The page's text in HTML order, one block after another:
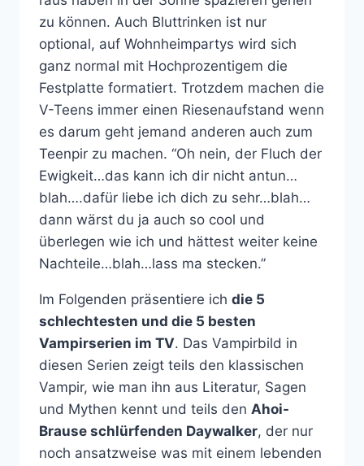
zu können. Auch Bluttrinken ist nur
optional, auf Wohnheimpartys wird sich
ganz normal mit Hochprozentigem die
Festplatte formatiert. Trotzdem machen die
V-Teens immer einen Riesenaufstand wenn
es darum geht jemand anderen auch zum
Teenpir zu machen. “Oh nein, der Fluch der
Ewigkeit…das kann ich dir nicht antun…
blah….dafür liebe ich dich zu sehr…blah…
dann wärst du ja auch so cool und
überlegen wie ich und hättest weiter keine
Nachteile…blah…lass ma stecken.”
Im Folgenden präsentiere ich die 5
schlechtesten und die 5 besten
Vampirserien im TV. Das Vampirbild in
diesen Serien zeigt teils den klassischen
Vampir, wie man ihn aus Literatur, Sagen
und Mythen kennt und teils den Ahoi-
Brause schlürfenden Daywalker, der nur
noch ansatzweise was mit einem lebenden